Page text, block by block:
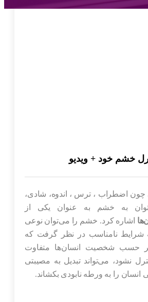
اضطراب ، ترس ، اندوه، شادی،
به خشم به عنوان یکی از
کرد. خشم را می‌توان نوعی
نامناسب در نظر گرفت که
شخصیت انسان‌ها متفاوت
می‌تواند تبدیل به مصیبتی
را به ورطه نابودی بکشاند.